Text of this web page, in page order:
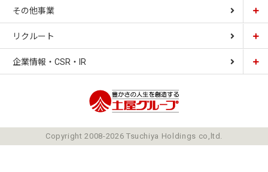
LIZNAS
土屋ホーム不動産
その他事業
土屋ホームレジデンス
土屋ソーラーファクトリー
リクルート
企業情報・CSR・IR
ミッションCopyright 2008-2026 Tsuchiya Holdings co,ltd.